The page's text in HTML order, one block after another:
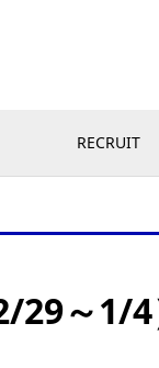
RECRUIT
29～1/